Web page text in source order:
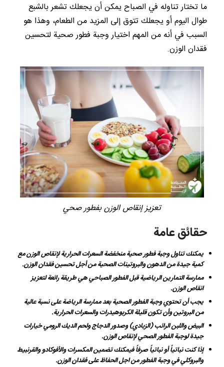
ما تختار تناوله في الصباح يمكن أن يجعلك تشعر بالشبع
طوال اليوم أو يجعلك تتوق إلى المزيد من الطعام، وهذا هو
السبب في أنه من المهم اختيار وجبة فطور صحية لتحسين
فقدان الوزن.
تعزيز إنقاص الوزن بفطور صحي
حقائق عامة
يمكنك تناول وجبة فطور صحية منخفضة السعرات الحرارية لإنقاص الوزن مع
كمية جيدة من الدهون والبروتينات الصحية من أجل تحسين فقدان الوزن.
ممارسة التمارين الرياضية قبل الفطور الصباحي هي طريقة رائعة لتعزيز
انقاص الوزن.
يجب أن تحتوي وجبة الفطور الصحية بعد ممارسة الرياضة على نسبة عالية
من البروتين وأن تكون قليلة الكربوهيدرات والسعرات الحرارية.
البيض واللبن الرائب (الزبادي) وصدور الدجاج ولحم الديك الرومي خيارات
جيدة لوجبة الفطور الصحي لإنقاص الوزن.
إذا كنت نباتياً أو نباتياً صرفاً فيمكنك تضمين المكسرات والأفوكادو والقرنبيط
والبروكلي في وجبة الفطور من اجل الحفاظ على فقدان الوزن.